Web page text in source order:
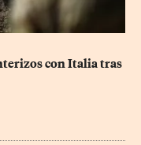
con Italia tras